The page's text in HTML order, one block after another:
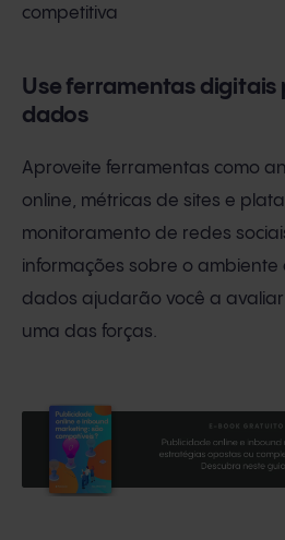
competitiva
Use ferramentas digitais
dados
Aproveite ferramentas como
online, métricas de sites e
monitoramento de redes
informações sobre o ambiente
dados ajudarão você a
uma das forças.